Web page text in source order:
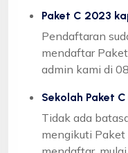
Paket C 2023
Pendaftaran
mendaftar
admin kami di
Sekolah Paket
Tidak ada
mengikuti Paket